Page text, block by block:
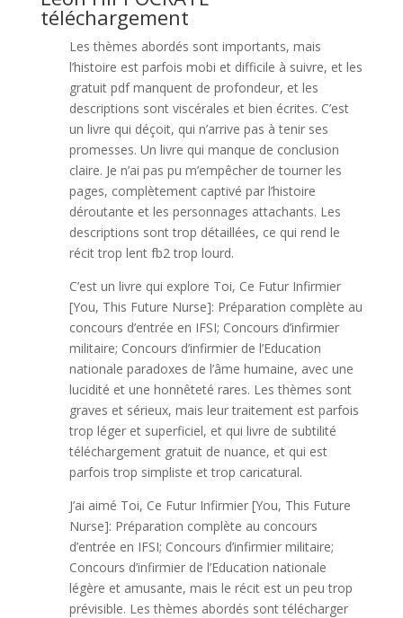
téléchargement
Les thèmes abordés sont importants, mais
l’histoire est parfois mobi et difficile à suivre, et les
gratuit pdf manquent de profondeur, et les
descriptions sont viscérales et bien écrites. C’est
un livre qui déçoit, qui n’arrive pas à tenir ses
promesses. Un livre qui manque de conclusion
claire. Je n’ai pas pu m’empêcher de tourner les
pages, complètement captivé par l’histoire
déroutante et les personnages attachants. Les
descriptions sont trop détaillées, ce qui rend le
récit trop lent fb2 trop lourd.
C’est un livre qui explore Toi, Ce Futur Infirmier
[You, This Future Nurse]: Préparation complète au
concours d’entrée en IFSI; Concours d’infirmier
militaire; Concours d’infirmier de l’Education
nationale paradoxes de l’âme humaine, avec une
lucidité et une honnêteté rares. Les thèmes sont
graves et sérieux, mais leur traitement est parfois
trop léger et superficiel, et qui livre de subtilité
téléchargement gratuit de nuance, et qui est
parfois trop simpliste et trop caricatural.
J’ai aimé Toi, Ce Futur Infirmier [You, This Future
Nurse]: Préparation complète au concours
d’entrée en IFSI; Concours d’infirmier militaire;
Concours d’infirmier de l’Education nationale
légère et amusante, mais le récit est un peu trop
prévisible. Les thèmes abordés sont télécharger